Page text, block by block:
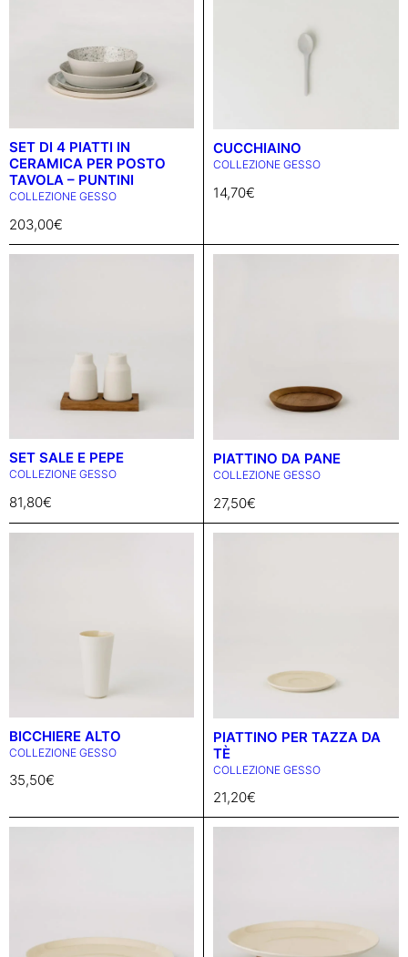
SET DI 4 PIATTI IN
CERAMICA PER POSTO
TAVOLA – PUNTINI
COLLEZIONE GESSO
203,00€
CUCCHIAINO
COLLEZIONE GESSO
14,70€
SET SALE E PEPE
COLLEZIONE GESSO
81,80€
PIATTINO DA PANE
COLLEZIONE GESSO
27,50€
BICCHIERE ALTO
COLLEZIONE GESSO
35,50€
PIATTINO PER TAZZA DA
TÈ
COLLEZIONE GESSO
21,20€